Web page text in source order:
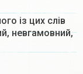
із цих слів
невгамовний,